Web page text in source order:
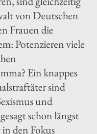
von Deutschen
Frauen die
Potenzieren viele
Ein knappes
sind
und
schon längst
den Fokus